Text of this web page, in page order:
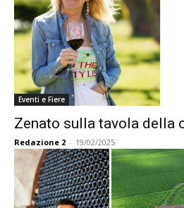
Eventi e Fiere
Zenato sulla tavola della
Redazione 2 - 19/02/2025